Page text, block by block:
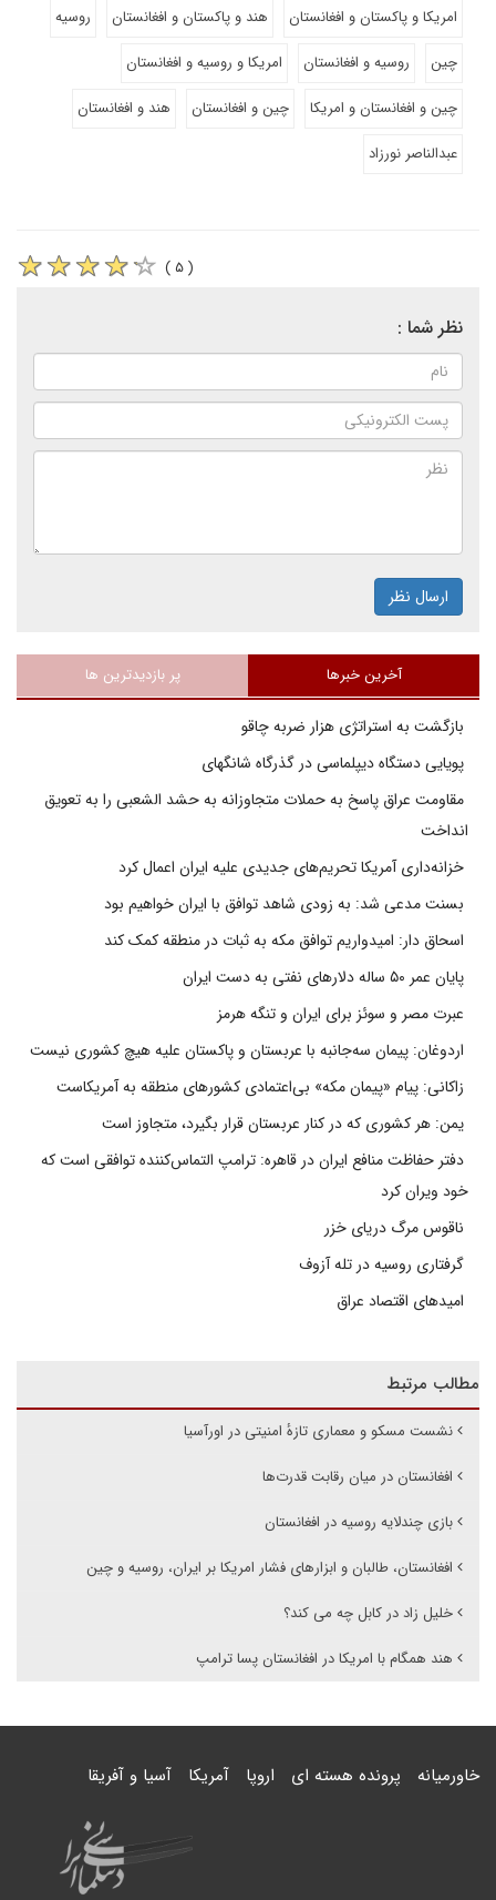
امریکا و پاکستان و افغانستان
هند و پاکستان و افغانستان
روسیه
چین
روسیه و افغانستان
امریکا و روسیه و افغانستان
چین و افغانستان و امریکا
چین و افغانستان
هند و افغانستان
عبدالناصر نورزاد
( ۵ )
نظر شما :
ارسال نظر
آخرین خبرها پر بازدیدترین ها
بازگشت به استراتژی هزار ضربه چاقو
پویایی دستگاه دیپلماسی در گذرگاه شانگهای
مقاومت عراق پاسخ به حملات متجاوزانه به حشد الشعبی را به تعویق
انداخت
خزانه‌داری آمریکا تحریم‌های جدیدی علیه ایران اعمال کرد
بسنت مدعی شد: به زودی شاهد توافق با ایران خواهیم بود
اسحاق دار: امیدواریم توافق مکه به ثبات در منطقه کمک کند
پایان عمر ۵۰ ساله دلارهای نفتی به دست ایران
عبرت مصر و سوئز برای ایران و تنگه هرمز
اردوغان: پیمان سه‌جانبه با عربستان و پاکستان علیه هیچ کشوری نیست
زاکانی: پیام «پیمان مکه» بی‌اعتمادی کشورهای منطقه به آمریکاست
یمن: هر کشوری که در کنار عربستان قرار بگیرد، متجاوز است
دفتر حفاظت منافع ایران در قاهره: ترامپ التماس‌کننده توافقی است که
خود ویران کرد
ناقوس مرگ دریای خزر
گرفتاری روسیه در تله آزوف
امیدهای اقتصاد عراق
مطالب مرتبط
نشست مسکو و معماری تازهٔ امنیتی در اورآسیا
افغانستان در میان رقابت قدرت‌ها
بازی چندلایه روسیه در افغانستان
افغانستان، طالبان و ابزارهای فشار امریکا بر ایران، روسیه و چین
خلیل زاد در کابل چه می کند؟
هند همگام با امریکا در افغانستان پسا ترامپ
خاورمیانه پرونده هسته ای اروپا آمریکا آسیا و آفریقا